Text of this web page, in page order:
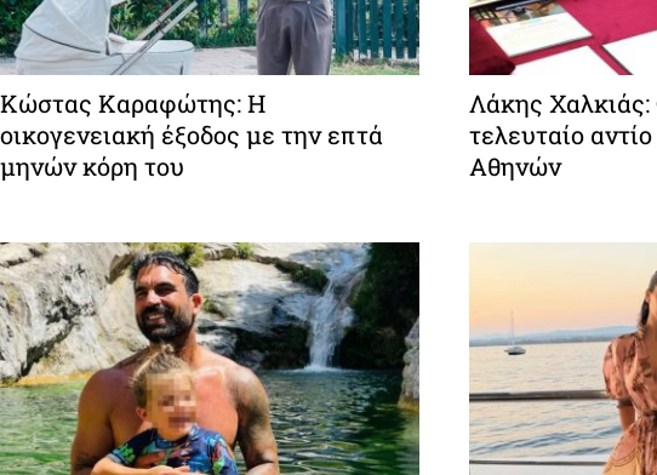
Κώστας Καραφώτης: Η
οικογενειακή έξοδος με την επτά
μηνών κόρη του
Λάκης Χαλκιάς:
τελευταίο
Αθηνών